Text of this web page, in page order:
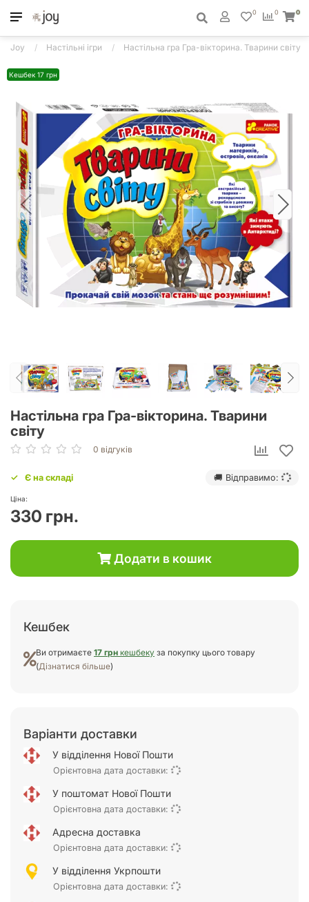
0
0 0
Joy Настільні ігри Настільна гра Гра-вікторина. Тварини світу
Кешбек 17 грн
Настільна гра Гра-вікторина. Тварини
світу
0 відгуків
Є на складі 🚚 Відправимо:
Ціна:
330 грн.
Додати в кошик
Кешбек
Ви отримаєте 17 грн кешбеку за покупку цього товару
(Дізнатися більше)
Варіанти доставки
У відділення Нової Пошти
Орієнтовна дата доставки:
У поштомат Нової Пошти
Орієнтовна дата доставки:
Адресна доставка
Орієнтовна дата доставки:
У відділення Укрпошти
Орієнтовна дата доставки: